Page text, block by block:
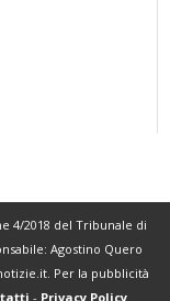
4/2018 del Tribunale di
Agostino Quero
. Per la pubblicità
- Privacy Policy